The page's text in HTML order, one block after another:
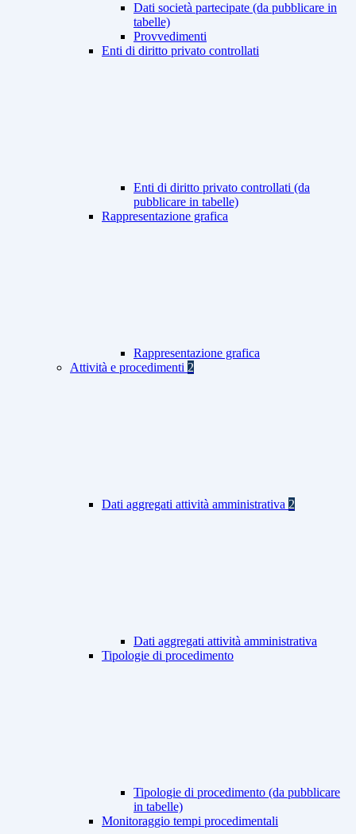
Dati società partecipate (da pubblicare in
tabelle)
Provvedimenti
Enti di diritto privato controllati
Enti di diritto privato controllati (da
pubblicare in tabelle)
Rappresentazione grafica
Rappresentazione grafica
Attività e procedimenti 2
Dati aggregati attività amministrativa 2
Dati aggregati attività amministrativa
Tipologie di procedimento
Tipologie di procedimento (da pubblicare
in tabelle)
Monitoraggio tempi procedimentali